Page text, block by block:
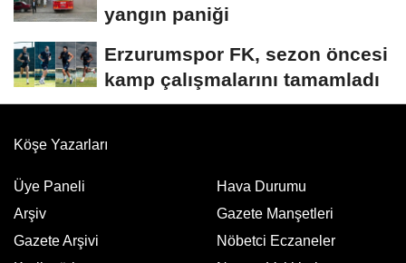
yangın paniği
Erzurumspor FK, sezon öncesi
kamp çalışmalarını tamamladı
Köşe Yazarları
Üye Paneli
Arşiv
Gazete Arşivi
Hava Durumu
Gazete Manşetleri
Nöbetci Eczaneler